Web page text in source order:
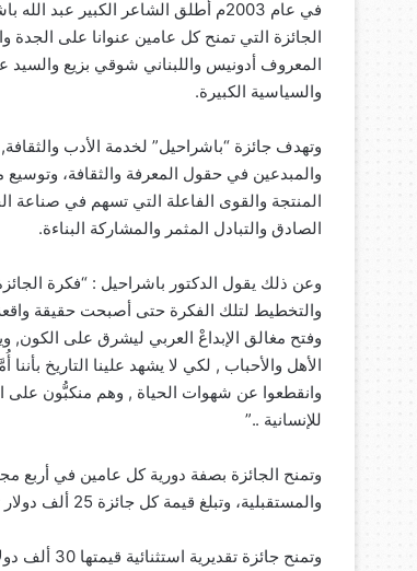
في عام 2003م أطلق الشاعر الكبير
الجائزة التي تمنح كل عامين عنوانا على الجدة
المعروف أدونيس واللبناني شوقي بزيع والسيد
والسياسية الكبيرة.
وتهدف جائزة “باشراحيل” لخدمة الأدب
والمبدعين في حقول المعرفة والثقافة، وتوسيع
المنتجة والقوى الفاعلة التي تسهم في صناعة
الصادق والتبادل المثمر والمشاركة البناءة.
وعن ذلك يقول الدكتور باشراحيل : “فكرة
والتخطيط لتلك الفكرة حتى أصبحت حقيقة واقعة،
وفتح مغالق الإبداعْ العربي ليشرق على
الأهل والأحباب , لكي لا يشهد علينا التاريخ
وانقطعوا عن شهوات الحياة , وهم منكبُّون على
للإنسانية ..”
وتمنح الجائزة بصفة دورية كل عامين في أربع
والمستقبلية، وتبلغ قيمة كل جائزة 25 ألف دولار تقدم لأحد الأدباء أو المفكرين العرب عن إنتاجه في أحد فروع الجائزة المذكورة.
وتمنح